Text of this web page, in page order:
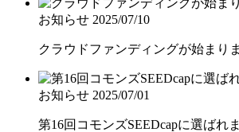
お知らせ 2025/07/10
クラウドファンディングが始まり
お知らせ 2025/07/01
第16回コモンズSEEDcapに選ばれ